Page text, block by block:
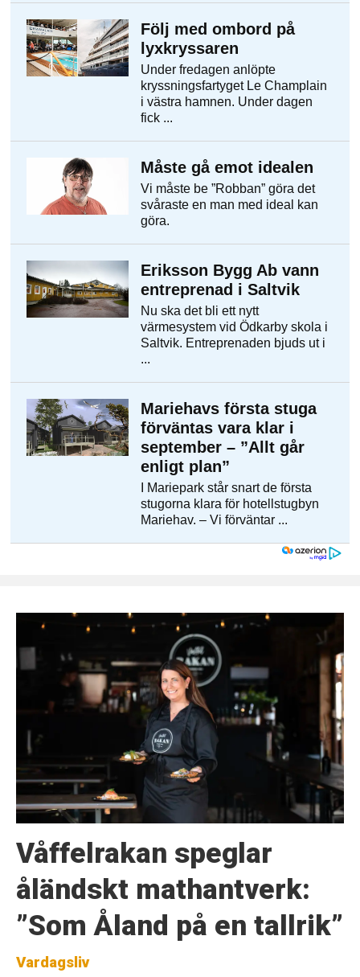
Våffelrakan speglar
åländskt mathantverk:
”Som Åland på en tallrik”
Vardagsliv